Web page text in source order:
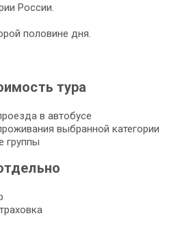
России.
половине дня.
тура
в автобусе
выбранной категории
группы